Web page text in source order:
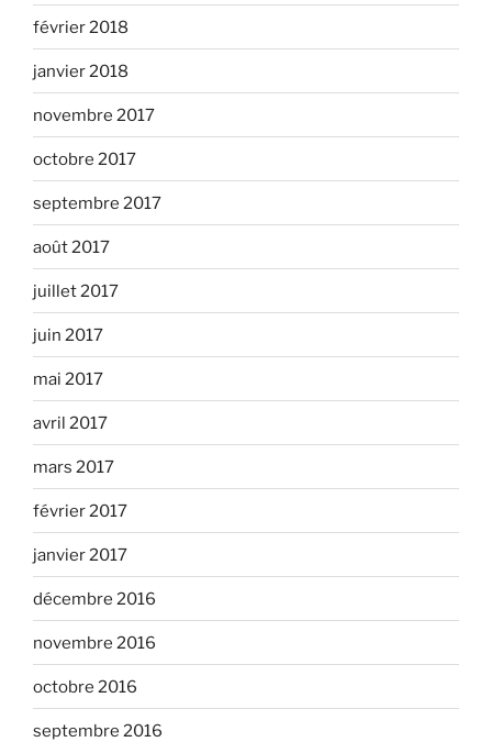
février 2018
janvier 2018
novembre 2017
octobre 2017
septembre 2017
août 2017
juillet 2017
juin 2017
mai 2017
avril 2017
mars 2017
février 2017
janvier 2017
décembre 2016
novembre 2016
octobre 2016
septembre 2016